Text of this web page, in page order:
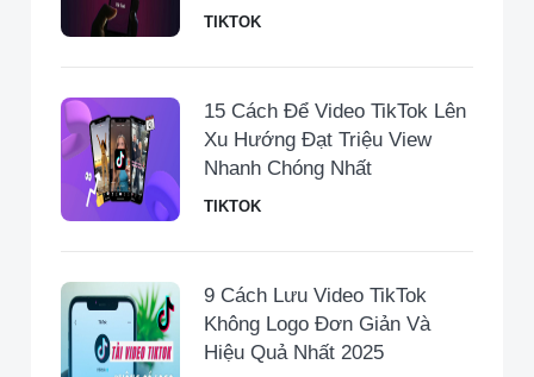
TIKTOK
15 Cách Để Video TikTok Lên
Xu Hướng Đạt Triệu View
Nhanh Chóng Nhất
TIKTOK
9 Cách Lưu Video TikTok
Không Logo Đơn Giản Và
Hiệu Quả Nhất 2025